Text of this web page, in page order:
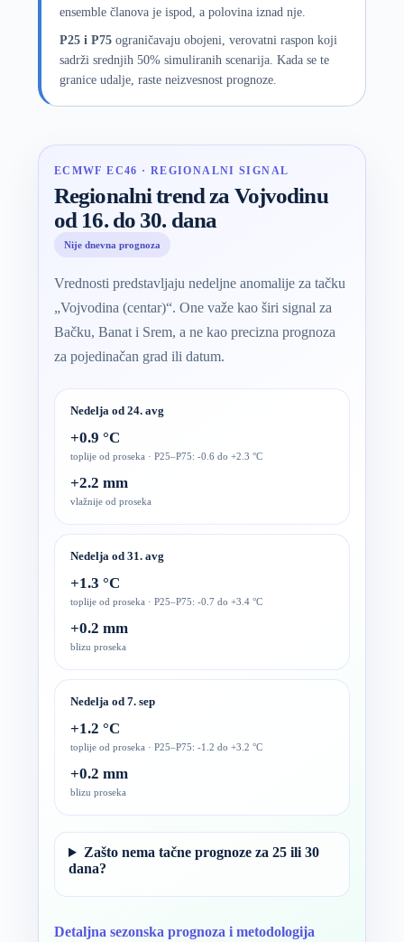
ensemble članova je ispod, a polovina iznad nje.
P25 i P75ograničavaju obojeni, verovatni raspon koji
sadrži srednjih 50% simuliranih scenarija. Kada se te
granice udalje, raste neizvesnost prognoze.
ECMWF EC46 · REGIONALNI SIGNAL
Regionalni trend za Vojvodinu
od 16. do 30. dana
Nije dnevna prognoza
Vrednosti predstavljaju nedeljne anomalije za tačku
„Vojvodina (centar)“. One važe kao širi signal za
Bačku, Banat i Srem, a ne kao precizna prognoza
za pojedinačan grad ili datum.
Nedelja od 24. avg
+0.9 °C
toplije od proseka · P25–P75: -0.6 do +2.3 °C
+2.2 mm
vlažnije od proseka
Nedelja od 31. avg
+1.3 °C
toplije od proseka · P25–P75: -0.7 do +3.4 °C
+0.2 mm
blizu proseka
Nedelja od 7. sep
+1.2 °C
toplije od proseka · P25–P75: -1.2 do +3.2 °C
+0.2 mm
blizu proseka
Zašto nema tačne prognoze za 25 ili 30
dana?
Detaljna sezonska prognoza i metodologija